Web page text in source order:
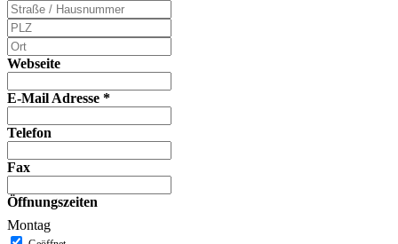
Webseite
E-Mail Adresse *
Telefon
Fax
Öffnungszeiten
Montag